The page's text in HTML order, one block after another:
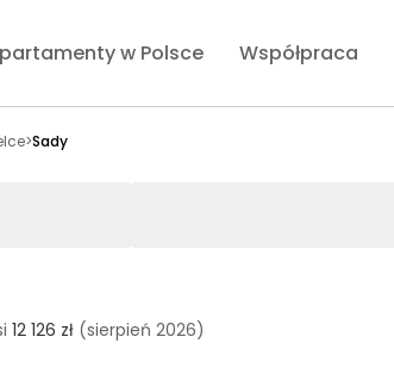
w Polsce Współpraca
>Sady
12 126 zł (sierpień 2026)